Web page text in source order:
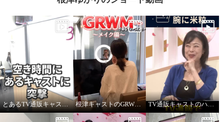
とあるTV通販キャストの髪型 根津キャストのGRWM～バブルファンデ紹介します！